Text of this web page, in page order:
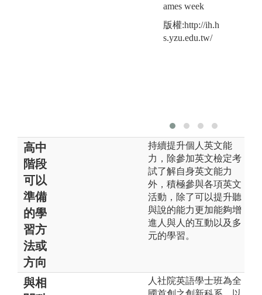
ames week
版權:http://ih.h
s.yzu.edu.tw/
高中
階段
可以
準備
的學
習方
法或
方向
持續提升個人英文能
力，除參加英文檢定考
試了解自身英文能力
外，積極參與各項英文
活動，除了可以提升聽
與說的能力更加能夠增
進人與人的互動以及多
元的學習。
與相
人社院英語學士班為全